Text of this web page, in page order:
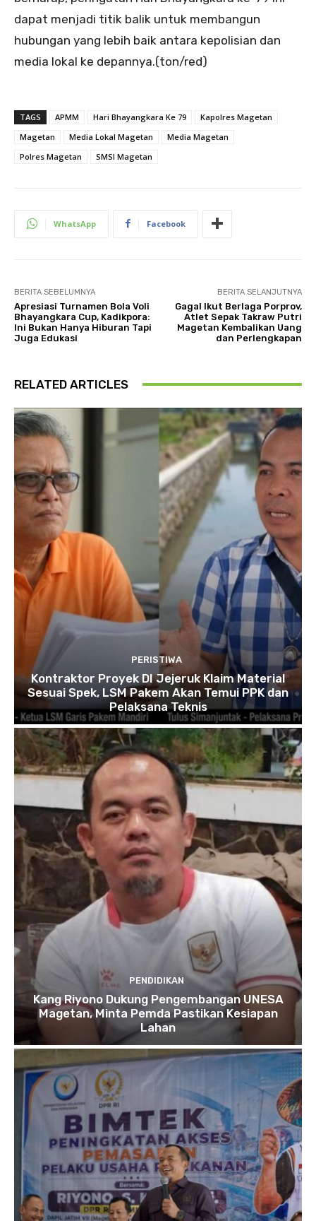
dapat menjadi titik balik untuk membangun
hubungan yang lebih baik antara kepolisian dan
media lokal ke depannya.(ton/red)
TAGS APMM Hari Bhayangkara Ke 79
Kapolres Magetan
Magetan
Media Lokal Magetan
Media Magetan
Polres Magetan
SMSI Magetan
WhatsApp Facebook
BERITA SEBELUMNYA
Apresiasi Turnamen Bola Voli
Bhayangkara Cup, Kadikpora:
Ini Bukan Hanya Hiburan Tapi
Juga Edukasi
BERITA SELANJUTNYA
Gagal Ikut Berlaga Porprov,
Atlet Sepak Takraw Putri
Magetan Kembalikan Uang
dan Perlengkapan
RELATED ARTICLES
PERISTIWA
Kontraktor Proyek DI Jejeruk Klaim Material
Sesuai Spek, LSM Pakem Akan Temui PPK dan
Pelaksana Teknis
PENDIDIKAN
Kang Riyono Dukung Pengembangan UNESA
Magetan, Minta Pemda Pastikan Kesiapan
Lahan